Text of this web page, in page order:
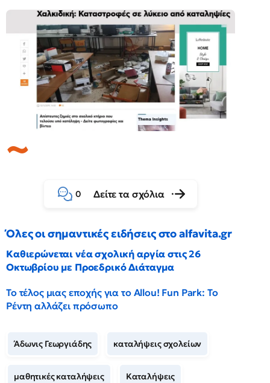
0 Δείτε τα σχόλια
Όλες οι σημαντικές ειδήσεις στο alfavita.gr
Καθιερώνεται νέα σχολική αργία στις 26
Οκτωβρίου με Προεδρικό Διάταγμα
Το τέλος μιας εποχής για το Allou! Fun Park: Το
Ρέντη αλλάζει πρόσωπο
Άδωνις Γεωργιάδης καταλήψεις σχολείων
μαθητικές καταλήψεις Καταλήψεις